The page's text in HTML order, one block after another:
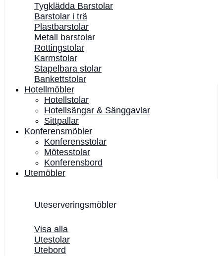
Tygklädda Barstolar
Barstolar i trä
Plastbarstolar
Metall barstolar
Rottingstolar
Karmstolar
Stapelbara stolar
Bankettstolar
Hotellmöbler
Hotellstolar
Hotellsängar & Sänggavlar
Sittpallar
Konferensmöbler
Konferensstolar
Mötesstolar
Konferensbord
Utemöbler
Uteserveringsmöbler
Visa alla
Utestolar
Utebord